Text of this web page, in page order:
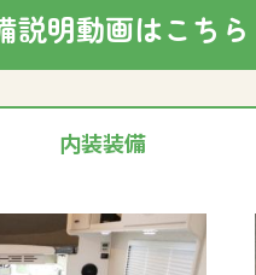
説明動画はこちら
内装装備